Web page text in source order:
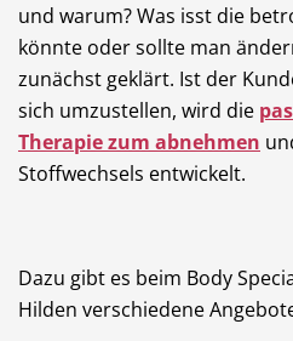
und warum? Was isst die
könnte oder sollte man
zunächst geklärt. Ist der
sich umzustellen, wird die
Therapie zum abnehmen
Stoffwechsels entwickelt.
Dazu gibt es beim Body
Hilden verschiedene